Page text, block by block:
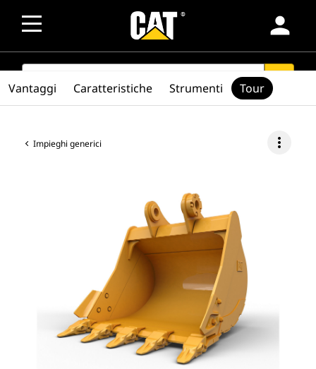
person
SEARCH search
Impieghi generici more_vert
Vantaggi Caratteristiche Strumenti Tour